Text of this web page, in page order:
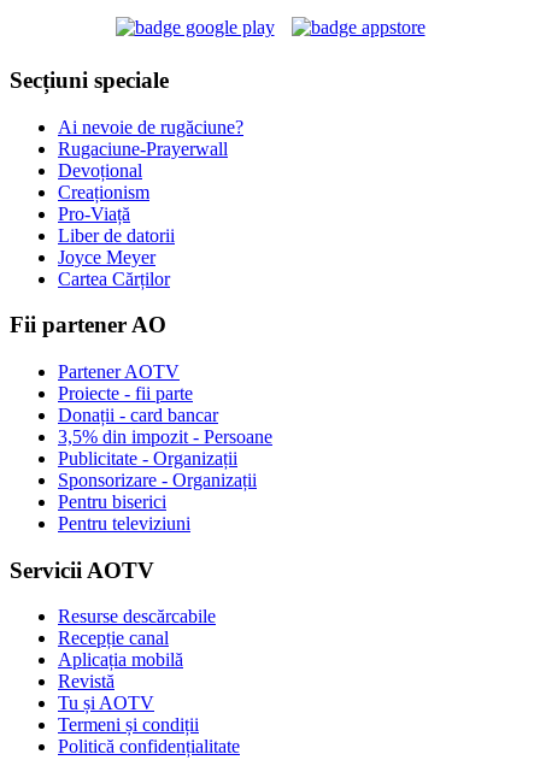
Secțiuni speciale
Ai nevoie de rugăciune?
Rugaciune-Prayerwall
Devoțional
Creaționism
Pro-Viață
Liber de datorii
Joyce Meyer
Cartea Cărților
Fii partener AO
Partener AOTV
Proiecte - fii parte
Donații - card bancar
3,5% din impozit - Persoane
Publicitate - Organizații
Sponsorizare - Organizații
Pentru biserici
Pentru televiziuni
Servicii AOTV
Resurse descărcabile
Recepție canal
Aplicația mobilă
Revistă
Tu și AOTV
Termeni și condiții
Politică confidențialitate